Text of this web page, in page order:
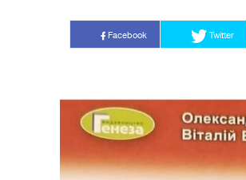
Facebook Twitter